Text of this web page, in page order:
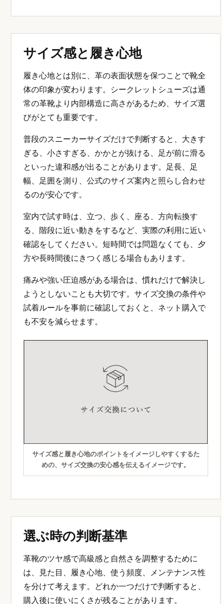
サイズ感と履き心地
履き心地とは別に、革の表面状態を保つことで靴全
体の印象が変わります。シークレットシューズは通
常の革靴より内部構造に高さがあるため、サイズ選
びがとても重要です。
普段のスニーカーサイズだけで判断すると、大きす
ぎる、小さすぎる、かかとが抜ける、足が前に滑る
といった違和感が出ることがあります。足長、足
幅、足囲を測り、公式のサイズ案内と照らし合わせ
るのが安心です。
室内で試す時は、立つ、歩く、座る、方向転換す
る、階段に近い動きをするなど、実際の利用に近い
確認をしてください。短時間では問題なくても、夕
方や長時間後にきつく感じる場合もあります。
痛みや強い圧迫感がある場合は、慣れだけで解決し
ようとしないことも大切です。サイズ交換の条件や
試着ルールを事前に確認しておくと、ネット購入で
も不安を減らせます。
サイズ感と履き心地のポイントをイメージしやすくするた
めの、サイズ交換の安心感を伝えるイメージです。
選ぶ時の判断基準
革靴のツヤ感で高級感と自然さを調整するために
は、見た目、履き心地、使う頻度、メンテナンス性
を分けて考えます。どれか一つだけで判断すると、
購入後に使いにくさが残ることがあります。